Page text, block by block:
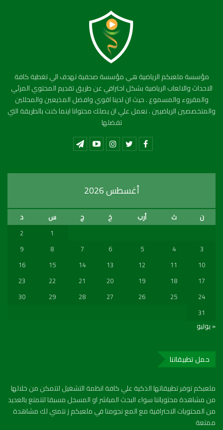
مؤسسة ملعبكم الرياضية هي مؤسسة صحفية تهدف الي تغطية كافة
الاحداث والالعاب الرياضية بشكل احترافي عن طريق تقديم المحتوي المرئي
والمقروء والمسموع . حيث ان لدينا اقوي وافضل المذيعين والمحللين
والمتخصصين الرياضيين . نعمل علي ان يصلك محتوانا اينما كنت بالطريقة التي
تفضلها
أغسطس 2026
ن ث أرب خ ج س
د
1
2
3
4
5
6
7
8
9
10
11
12
13
14
15
16
17
18
19
20
21
22
23
24
25
26
27
28
29
30
31
« يوليو
حمل تطبيقاتنا
ملعبكم توفر تطبيقاتها الذكية علي كافة انظمة التشغيل لتتمكن من خلالها
من مشاهدة محتوياتنا سواء البحث المباشر او المسجل مسبقا لتتمتع بالعديد
من المحتويات الاحترافية مع المع نجومنا في ملعبكم ز نتمني لك مشاهدة
ممتعة